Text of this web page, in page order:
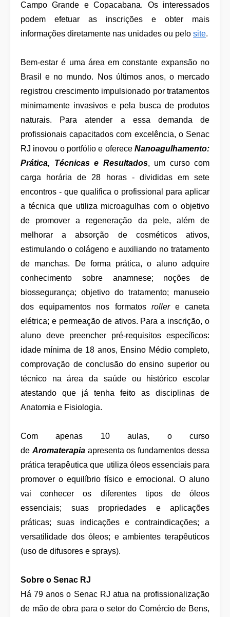
Campo Grande e Copacabana. Os interessados
podem efetuar as inscrições e obter mais
informações diretamente nas unidades ou pelo site.
Bem-estar é uma área em constante expansão no
Brasil e no mundo. Nos últimos anos, o mercado
registrou crescimento impulsionado por tratamentos
minimamente invasivos e pela busca de produtos
naturais. Para atender a essa demanda de
profissionais capacitados com excelência, o Senac
RJ inovou o portfólio e oferece Nanoagulhamento:
Prática, Técnicas e Resultados, um curso com
carga horária de 28 horas - divididas em sete
encontros - que qualifica o profissional para aplicar
a técnica que utiliza microagulhas com o objetivo
de promover a regeneração da pele, além de
melhorar a absorção de cosméticos ativos,
estimulando o colágeno e auxiliando no tratamento
de manchas. De forma prática, o aluno adquire
conhecimento sobre anamnese; noções de
biossegurança; objetivo do tratamento; manuseio
dos equipamentos nos formatos rollere caneta
elétrica; e permeação de ativos. Para a inscrição, o
aluno deve preencher pré-requisitos específicos:
idade mínima de 18 anos, Ensino Médio completo,
comprovação de conclusão do ensino superior ou
técnico na área da saúde ou histórico escolar
atestando que já tenha feito as disciplinas de
Anatomia e Fisiologia.
Com apenas 10 aulas, o curso
de Aromaterapiaapresenta os fundamentos dessa
prática terapêutica que utiliza óleos essenciais para
promover o equilíbrio físico e emocional. O aluno
vai conhecer os diferentes tipos de óleos
essenciais; suas propriedades e aplicações
práticas; suas indicações e contraindicações; a
versatilidade dos óleos; e ambientes terapêuticos
(uso de difusores e sprays).
Sobre o Senac RJ
Há 79 anos o Senac RJ atua na profissionalização
de mão de obra para o setor do Comércio de Bens,